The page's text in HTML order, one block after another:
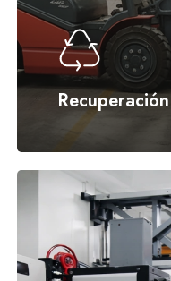
Recuperación